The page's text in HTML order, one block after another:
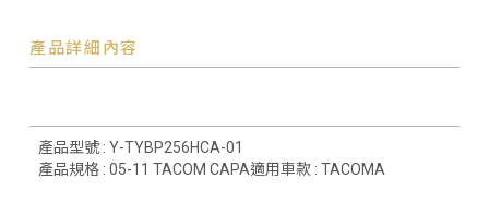
產品詳細內容
產品型號 : Y-TYBP256HCA-01
產品規格 : 05-11 TACOM CAPA適用車款 : TACOMA